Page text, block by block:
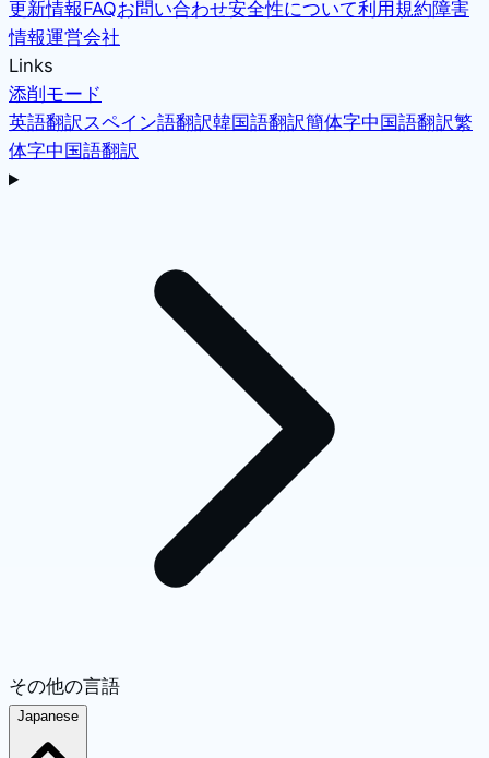
更新情報FAQお問い合わせ安全性について利用規約障害
情報運営会社
Links
添削モード
英語翻訳スペイン語翻訳韓国語翻訳簡体字中国語翻訳繁
体字中国語翻訳
その他の言語
Japanese